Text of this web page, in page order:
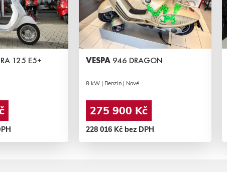
125 E5+ VESPA 946 DRAGON
8 kW | Benzin | Nové
275 900 Kč
228 016 Kč bez DPH